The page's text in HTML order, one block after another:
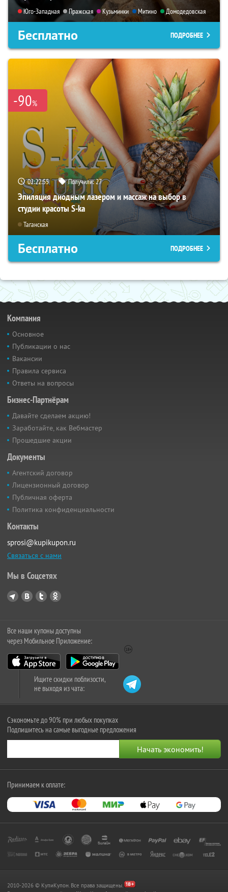
Юго-Западная Пражская Кузьминки Митино Домодедовская
Бесплатно ПОДРОБНЕЕ
-90%
02:22:54 Получили:27
Эпиляция диодным лазером и массаж на выбор в
студии красоты S-ka
Таганская
Бесплатно ПОДРОБНЕЕ
Компания
Основное
Публикации о нас
Вакансии
Правила сервиса
Ответы на вопросы
Бизнес-Партнёрам
Давайте сделаем акцию!
Заработайте, как Вебмастер
Прошедшие акции
Документы
Агентский договор
Лицензионный договор
Публичная оферта
Политика конфиденциальности
Контакты
sprosi@kupikupon.ru
Связаться с нами
Мы в Соцсетях
Все наши купоны доступны
через Мобильное Приложение:
Ищите скидки поблизости,
не выходя из чата:
Сэкономьте до 90% при любых покупках
Подпишитесь на самые выгодные предложения
Принимаем к оплате:
2010-2026 © КупиКупон. Все права защищены.